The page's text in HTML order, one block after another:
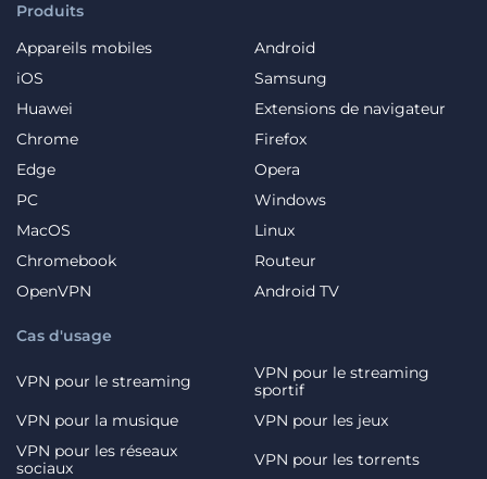
Produits
Appareils mobiles
Android
iOS
Samsung
Huawei
Extensions de navigateur
Chrome
Firefox
Edge
Opera
PC
Windows
MacOS
Linux
Chromebook
Routeur
OpenVPN
Android TV
Cas d'usage
VPN pour le streaming
VPN pour le streaming
sportif
VPN pour la musique
VPN pour les jeux
VPN pour les réseaux
sociaux
VPN pour les torrents